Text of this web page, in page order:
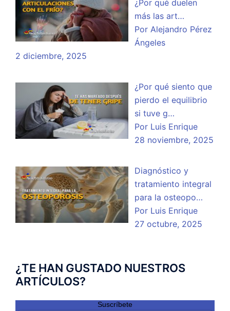
¿Por qué duelen
más las art…
Por Alejandro Pérez
Ángeles
2 diciembre, 2025
¿Por qué siento que
pierdo el equilibrio
si tuve g…
Por Luis Enrique
28 noviembre, 2025
Diagnóstico y
tratamiento integral
para la osteopo…
Por Luis Enrique
27 octubre, 2025
¿TE HAN GUSTADO NUESTROS
ARTÍCULOS?
Suscríbete